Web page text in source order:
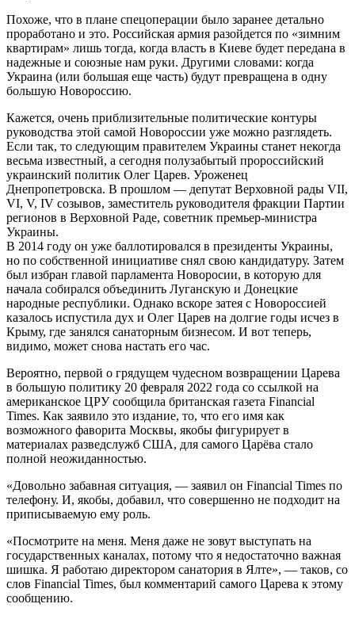
Похоже, что в плане спецоперации было заранее детально
проработано и это. Российская армия разойдется по «зимним
квартирам» лишь тогда, когда власть в Киеве будет передана в
надежные и союзные нам руки. Другими словами: когда
Украина (или большая еще часть) будут превращена в одну
большую Новороссию.
Кажется, очень приблизительные политические контуры
руководства этой самой Новороссии уже можно разглядеть.
Если так, то следующим правителем Украины станет некогда
весьма известный, а сегодня полузабытый пророссийский
украинский политик Олег Царев. Уроженец
Днепропетровска. В прошлом — депутат Верховной рады VII,
VI, V, IV созывов, заместитель руководителя фракции Партии
регионов в Верховной Раде, советник премьер-министра
Украины.
В 2014 году он уже баллотировался в президенты Украины,
но по собственной инициативе снял свою кандидатуру. Затем
был избран главой парламента Новоросии, в которую для
начала собирался объединить Луганскую и Донецкие
народные республики. Однако вскоре затея с Новороссией
казалось испустила дух и Олег Царев на долгие годы исчез в
Крыму, где занялся санаторным бизнесом. И вот теперь,
видимо, может снова настать его час.
Вероятно, первой о грядущем чудесном возвращении Царева
в большую политику 20 февраля 2022 года со ссылкой на
американское ЦРУ сообщила британская газета Financial
Times. Как заявило это издание, то, что его имя как
возможного фаворита Москвы, якобы фигурирует в
материалах разведслужб США, для самого Царёва стало
полной неожиданностью.
«Довольно забавная ситуация, — заявил он Financial Times по
телефону. И, якобы, добавил, что совершенно не подходит на
приписываемую ему роль.
«Посмотрите на меня. Меня даже не зовут выступать на
государственных каналах, потому что я недостаточно важная
шишка. Я работаю директором санатория в Ялте», — таков, со
слов Financial Times, был комментарий самого Царева к этому
сообщению.